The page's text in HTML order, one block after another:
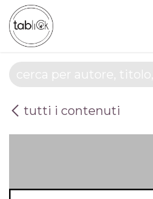
Passa al contenuto
tutti i contenuti